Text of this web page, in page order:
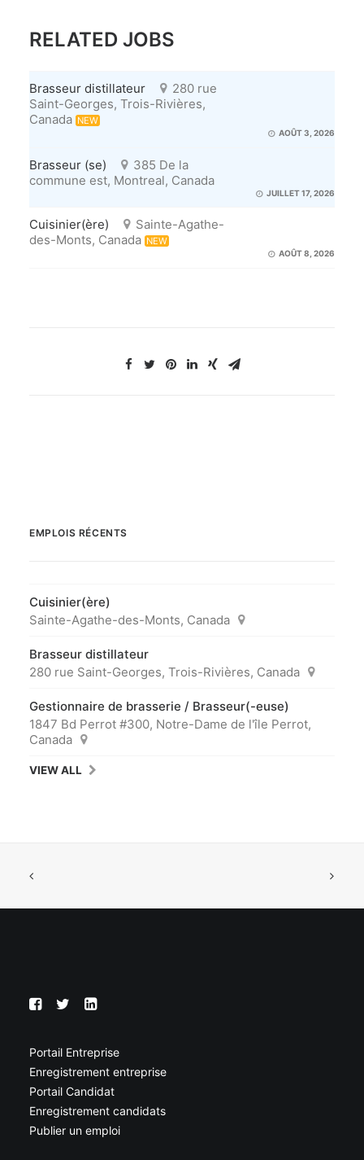
RELATED JOBS
Brasseur distillateur
280 rue
Saint-Georges, Trois-Rivières,
Canada NEW
AOÛT 3, 2026
Brasseur (se)
385 De la
commune est, Montreal, Canada
JUILLET 17, 2026
Cuisinier(ère)
Sainte-Agathe-
des-Monts, Canada NEW
AOÛT 8, 2026
EMPLOIS RÉCENTS
Cuisinier(ère)
Sainte-Agathe-des-Monts, Canada
Brasseur distillateur
280 rue Saint-Georges, Trois-Rivières, Canada
Gestionnaire de brasserie / Brasseur(-euse)
1847 Bd Perrot #300, Notre-Dame de l'île Perrot,
Canada
VIEW ALL
Portail Entreprise
Enregistrement entreprise
Portail Candidat
Enregistrement candidats
Publier un emploi